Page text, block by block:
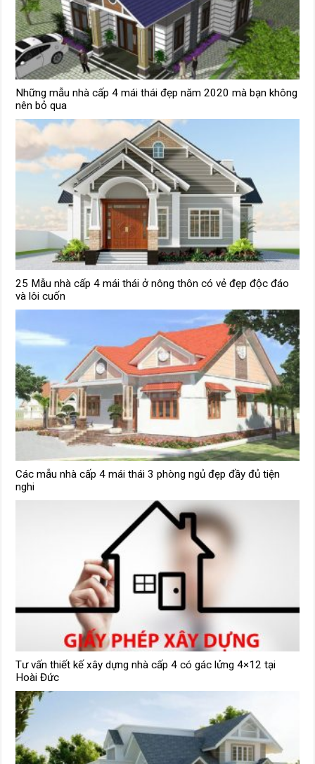
Những mẫu nhà cấp 4 mái thái đẹp năm 2020 mà bạn không
nên bỏ qua
25 Mẫu nhà cấp 4 mái thái ở nông thôn có vẻ đẹp độc đáo
và lôi cuốn
Các mẫu nhà cấp 4 mái thái 3 phòng ngủ đẹp đầy đủ tiện
nghi
Tư vấn thiết kế xây dựng nhà cấp 4 có gác lửng 4×12 tại
Hoài Đức